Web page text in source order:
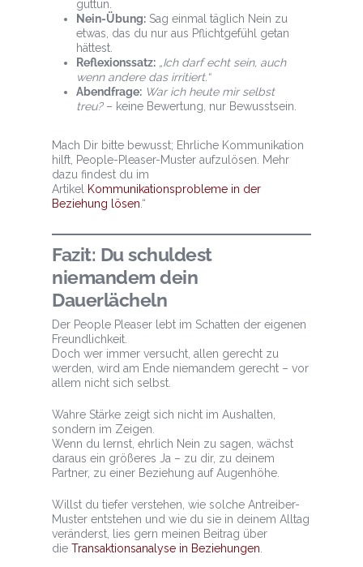
guttun.
Nein-Übung: Sag einmal täglich Nein zu
etwas, das du nur aus Pflichtgefühl getan
hättest.
Reflexionssatz: „Ich darf echt sein, auch
wenn andere das irritiert.“
Abendfrage: War ich heute mir selbst
treu?– keine Bewertung, nur Bewusstsein.
Mach Dir bitte bewusst; Ehrliche Kommunikation
hilft, People-Pleaser-Muster aufzulösen. Mehr
dazu findest du im
Artikel
Kommunikationsprobleme in der
Beziehung lösen .“
Fazit: Du schuldest
niemandem dein
Dauerlächeln
Der People Pleaser lebt im Schatten der eigenen
Freundlichkeit.
Doch wer immer versucht, allen gerecht zu
werden, wird am Ende niemandem gerecht – vor
allem nicht sich selbst.
Wahre Stärke zeigt sich nicht im Aushalten,
sondern im Zeigen.
Wenn du lernst, ehrlich Nein zu sagen, wächst
daraus ein größeres Ja – zu dir, zu deinem
Partner, zu einer Beziehung auf Augenhöhe.
Willst du tiefer verstehen, wie solche Antreiber-
Muster entstehen und wie du sie in deinem Alltag
veränderst, lies gern meinen Beitrag über
die Transaktionsanalyse in Beziehungen